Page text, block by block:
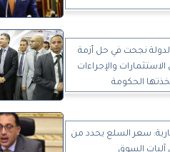
نجحت في حل أزمة
الاستثمارات والإجراءات
الحكومة
سعر السلع يحدد من